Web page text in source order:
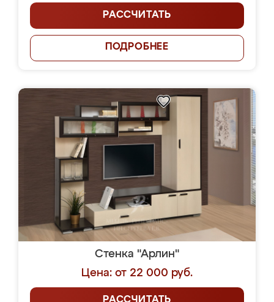
РАССЧИТАТЬ
ПОДРОБНЕЕ
Стенка "Арлин"
Цена: от 22 000 руб.